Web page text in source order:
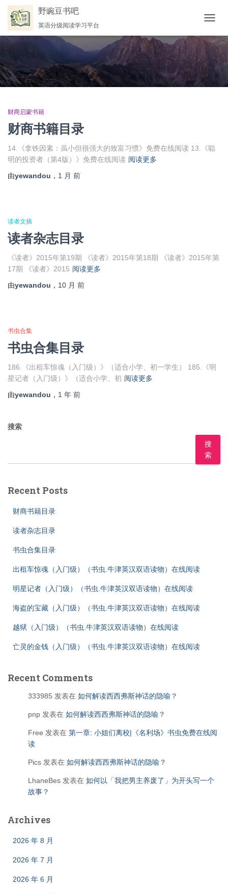
野豌豆书吧
英语分级阅读学习平台
换
导
财商启蒙书籍
财商书籍目录
14.《拿铁因素：虽小但很强大的致富习惯》免费在线阅读 13.《聪
明的投资者（第4版）》免费在线阅读 阅读更多
由yewandou ， 1 月 前
读者文摘
读者杂志目录
《读者》2015年第19期 《读者》2015年第18期 《读者》2015年第
17期 《读者》2015 阅读更多
由yewandou ， 10 月 前
书虫合集
书虫合集目录
186.《出租车惊魂（入门级）》（适合小学、初一学生） 185.《明
星记者（入门级）》（适合小学、初 阅读更多
由yewandou ， 1 年 前
搜索
搜
索
Recent Posts
财商书籍目录
读者杂志目录
书虫合集目录
出租车惊魂（入门级）（书虫.牛津英汉双语读物）在线阅读
明星记者（入门级）（书虫.牛津英汉双语读物）在线阅读
海盗的宝藏（入门级）（书虫.牛津英汉双语读物）在线阅读
越狱（入门级）（书虫.牛津英汉双语读物）在线阅读
亡灵的金钱（入门级）（书虫.牛津英汉双语读物）在线阅读
Recent Comments
333985 发表在 如何解读西西弗斯神话的隐喻？
pnp 发表在 如何解读西西弗斯神话的隐喻？
Free 发表在 第一章: 小姐们离校|《名利场》书虫免费在线阅
读
Pics 发表在 如何解读西西弗斯神话的隐喻？
LhaneBes 发表在 如何以「我把男主养废了」为开头写一个
故事？
Archives
2026 年 8 月
2026 年 7 月
2026 年 6 月